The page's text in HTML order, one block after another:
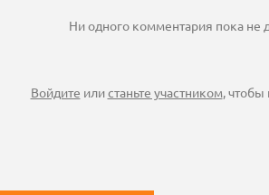
Ни одного комментария пока не
Войдите илистаньте участником, чтобы